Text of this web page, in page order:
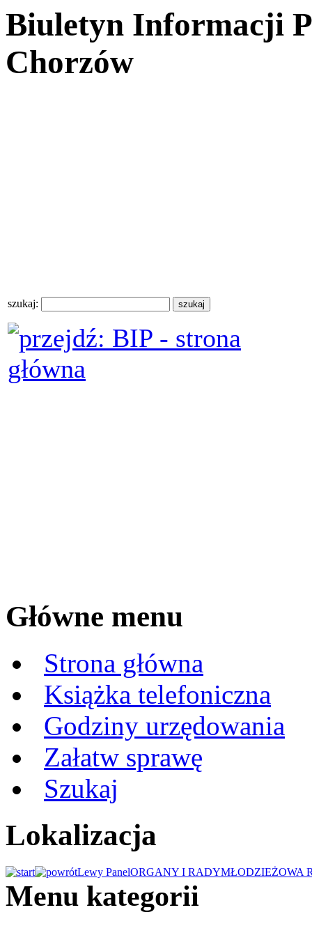
Biuletyn Informacji
Chorzów
szukaj:
Główne menu
Strona główna
Książka telefoniczna
Godziny urzędowania
Załatw sprawę
Szukaj
Lokalizacja
Lewy PanelORGANY I RADYMŁODZIEŻOWA
Menu kategorii